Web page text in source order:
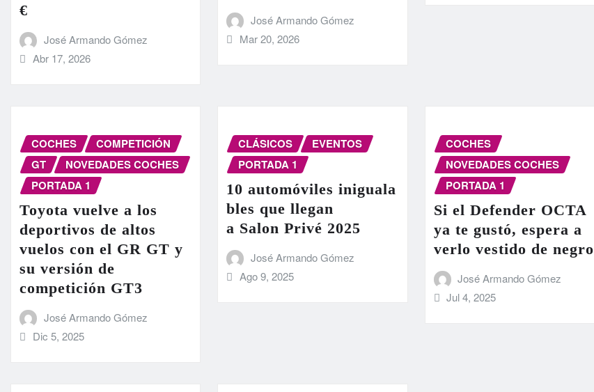
€
José Armando Gómez
Abr 17, 2026
José Armando Gómez
Mar 20, 2026
COCHES
COMPETICIÓN
GT
NOVEDADES COCHES
PORTADA 1
Toyota vuelve a los
deportivos de altos
vuelos con el GR GT y
su versión de
competición GT3
José Armando Gómez
Dic 5, 2025
CLÁSICOS
EVENTOS
PORTADA 1
10 automóviles iniguala
bles que llegan
a Salon Privé 2025
José Armando Gómez
Ago 9, 2025
COCHES
NOVEDADES COCHES
PORTADA 1
Si el Defender OCTA
ya te gustó, espera a
verlo vestido de negro
José Armando Gómez
Jul 4, 2025